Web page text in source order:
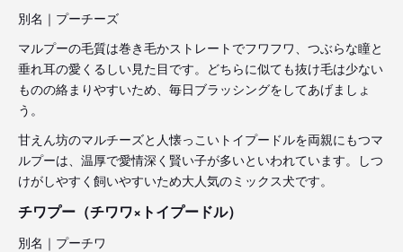
別名｜プーチーズ
マルプーの毛質は巻き毛かストレートでフワフワ、つぶらな瞳と
垂れ耳の愛くるしい見た目です。どちらに似ても抜け毛は少ない
ものの絡まりやすいため、毎日ブラッシングをしてあげましょ
う。
甘えん坊のマルチーズと人懐っこいトイプードルを両親にもつマ
ルプーは、温厚で愛情深く賢い子が多いといわれています。しつ
けがしやすく飼いやすいため大人気のミックス犬です。
チワプー（チワワ×トイプードル）
別名｜プーチワ